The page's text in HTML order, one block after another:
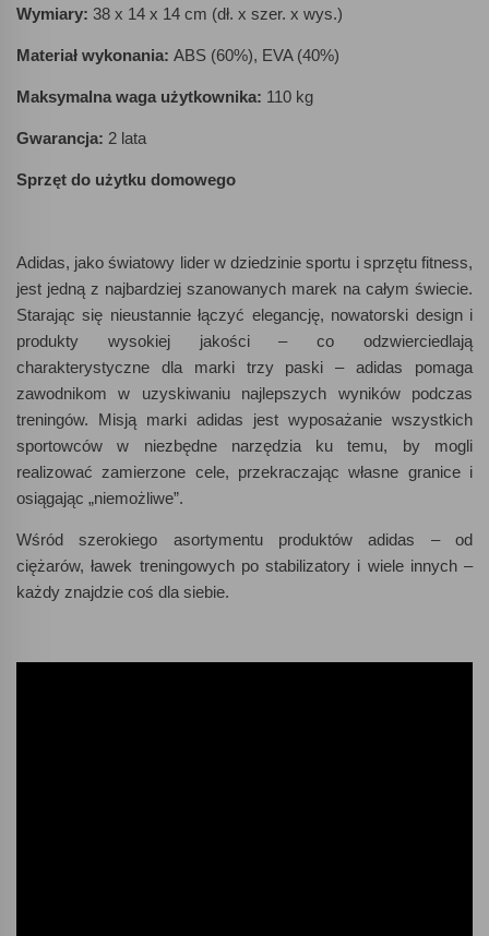
Wymiary: 38 x 14 x 14 cm (dł. x szer. x wys.)
Materiał wykonania: ABS (60%), EVA (40%)
Maksymalna waga użytkownika: 110 kg
Gwarancja: 2 lata
Sprzęt do użytku domowego
Adidas, jako światowy lider w dziedzinie sportu i sprzętu fitness,
jest jedną z najbardziej szanowanych marek na całym świecie.
Starając się nieustannie łączyć elegancję, nowatorski design i
produkty wysokiej jakości – co odzwierciedlają
charakterystyczne dla marki trzy paski – adidas pomaga
zawodnikom w uzyskiwaniu najlepszych wyników podczas
treningów. Misją marki adidas jest wyposażanie wszystkich
sportowców w niezbędne narzędzia ku temu, by mogli
realizować zamierzone cele, przekraczając własne granice i
osiągając „niemożliwe”.
Wśród szerokiego asortymentu produktów adidas – od
ciężarów, ławek treningowych po stabilizatory i wiele innych –
każdy znajdzie coś dla siebie.